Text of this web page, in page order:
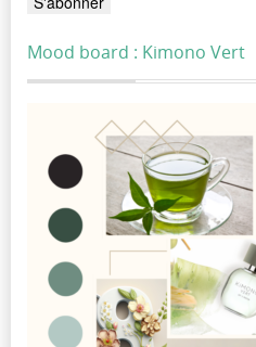
Mood board : Kimono Vert